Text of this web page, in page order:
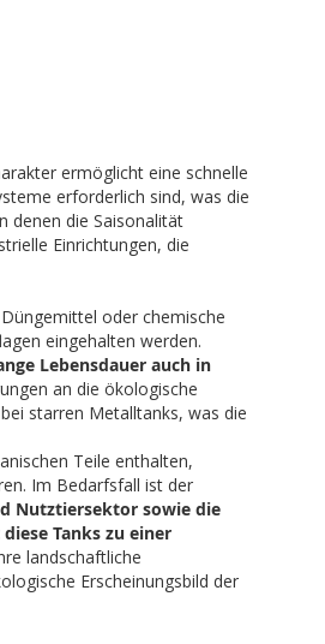
ermöglicht eine schnelle
erforderlich sind, was die
denen die Saisonalität
Einrichtungen, die
oder chemische
eingehalten werden.
Lebensdauer auch in
an die ökologische
starren Metalltanks, was die
Teile enthalten,
Im Bedarfsfall ist der
Nutztiersektor sowie die
Tanks zu einer
landschaftliche
Erscheinungsbild der